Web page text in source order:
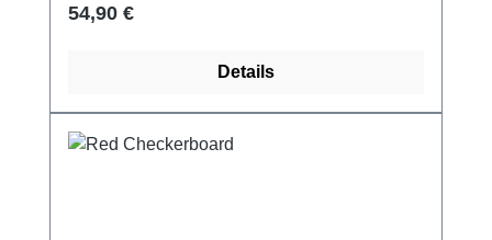
Regulärer Preis:
54,90 €
Details